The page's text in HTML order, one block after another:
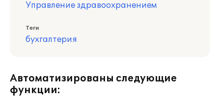
Управление здравоохранением
Теги
бухгалтерия
Автоматизированы следующие
функции: